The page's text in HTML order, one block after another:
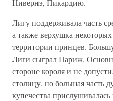
Нивернэ, Пикардию.
Лигу поддерживала часть
а также верхушка
территории принцев.
Лиги сыграл Париж.
стороне короля и не
столицу, но большая часть
купечества